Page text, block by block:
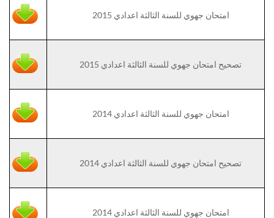
امتحان جهوي للسنة الثالثة اعدادي 2015
تصحيح امتحان جهوي للسنة الثالثة اعدادي 2015
امتحان جهوي للسنة الثالثة اعدادي 2014
تصحيح امتحان جهوي للسنة الثالثة اعدادي 2014
امتحان جهوي للسنة الثالثة اعدادي 2014